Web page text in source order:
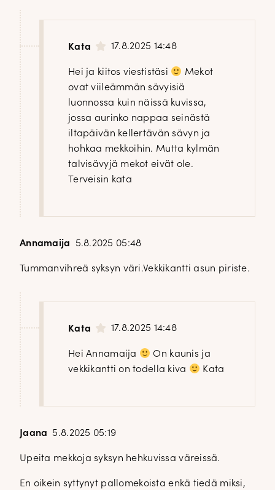
Kata 17.8.2025 14:48
Hei ja kiitos viestistäsi
Mekot
ovat viileämmän sävyisiä
luonnossa kuin näissä kuvissa,
jossa aurinko nappaa seinästä
iltapäivän kellertävän sävyn ja
hohkaa mekkoihin. Mutta kylmän
talvisävyjä mekot eivät ole.
Terveisin kata
Annamaija 5.8.2025 05:48
Tummanvihreä syksyn väri.Vekkikantti asun piriste.
Kata 17.8.2025 14:48
Hei Annamaija
On kaunis ja
vekkikantti on todella kiva
Kata
Jaana 5.8.2025 05:19
Upeita mekkoja syksyn hehkuvissa väreissä.
En oikein syttynyt pallomekoista enkä tiedä miksi,